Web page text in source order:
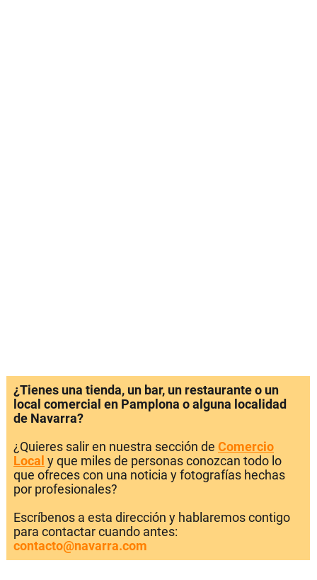
¿Tienes una tienda, un bar, un restaurante o un
local comercial en Pamplona o alguna localidad
de Navarra?
¿Quieres salir en nuestra sección de Comercio
Local y que miles de personas conozcan todo lo
que ofreces con una noticia y fotografías hechas
por profesionales?
Escríbenos a esta dirección y hablaremos contigo
para contactar cuando antes:
contacto@navarra.com